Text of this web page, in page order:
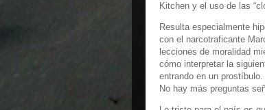
Kitchen y el uso de las
Resulta especialmente
con el narcotraficante
lecciones de moralidad
cómo interpretar la
entrando en un
No hay más preguntas